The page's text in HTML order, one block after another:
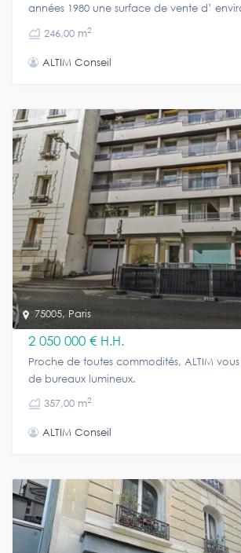
années 1980 une surface de vente d’
246,00 m2
ALTIM Conseil
75005, Paris
2 050 000 € H.H.
Proche de toutes commodités, ALTIM
de bureaux lumineux.
357,00 m2
ALTIM Conseil